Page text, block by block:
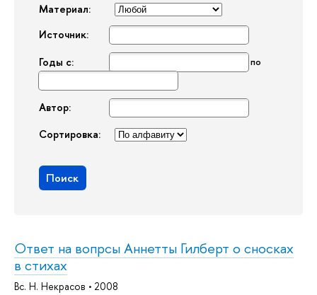
Материал:
Источник:
Годы с:
по
Автор:
Сортировка:
Поиск
Ответ на вопрсы Аннетты Гилберт о сносках
в стихах
Вс. Н. Некрасов • 2008